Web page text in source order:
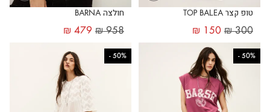
טופ קצר TOP BALEA
₪300
₪ 150
חולצה BARNA
₪958
₪ 479
50%
-
50%
-